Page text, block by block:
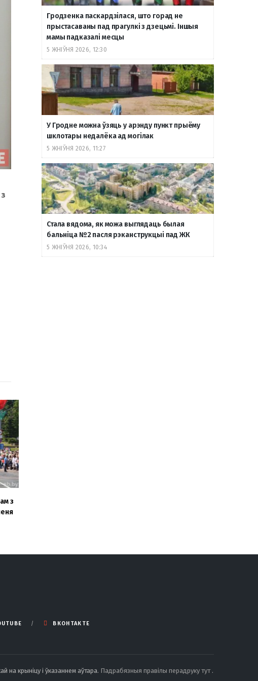
з
Гродзенка паскардзілася, што горад не
прыстасаваны пад прагулкі з дзецьмі. Іншыя
мамы падказалі месцы
5 ЖНІЎНЯ 2026, 12:30
У Гродне можна ўзяць у арэнду пункт прыёму
шклотары недалёка ад могілак
5 ЖНІЎНЯ 2026, 11:27
Стала вядома, як можа выглядаць былая
бальніца №2 пасля рэканструкцыі пад ЖК
5 ЖНІЎНЯ 2026, 10:34
ВКОНТАКТЕ
на крыніцу і ўказаннем аўтара. Падрабязныя правілы перадруку тут .